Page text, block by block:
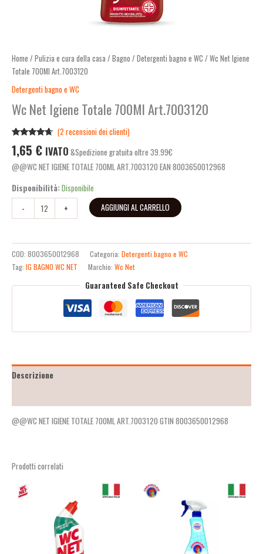
Home / Pulizia e cura della casa / Bagno / Detergenti bagno e WC / Wc Net Igiene
Totale 700Ml Art.7003120
Detergenti bagno e WC
Wc Net Igiene Totale 700Ml Art.7003120
4.50su 5
su base
di
recensioni
(2 recensioni dei clienti)
1,65 € IVATO &Spedizione gratuita oltre 39.99€
@@WC NET IGIENE TOTALE 700ML ART.7003120 EAN 8003650012968
Disponibilità:Disponibile
-
+ AGGIUNGI AL CARRELLO
COD: 8003650012968 Categoria: Detergenti bagno e WC
Tag: IG BAGNO WC NET Marchio: Wc Net
Guaranteed Safe Checkout
Descrizione
@@WC NET IGIENE TOTALE 700ML ART.7003120 GTIN 8003650012968
Prodotti correlati